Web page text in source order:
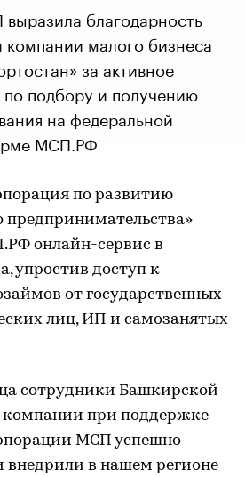
благодарность
малого бизнеса
за активное
по подбору и получению
на федеральной
МСП.РФ
по развитию
предпринимательства»
онлайн-сервис в
упростив доступ к
от государственных
лиц, ИП и самозанятых
сотрудники Башкирской
при поддержке
МСП успешно
внедрили в нашем регионе